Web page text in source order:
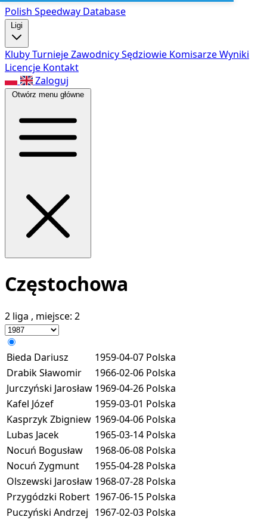
Polish Speedway Database
Ligi
KlubyTurniejeZawodnicySędziowie KomisarzeWyniki
Licencje Kontakt
Zaloguj
Otwórz menu główne
Częstochowa
2 liga , miejsce: 2
Bieda Dariusz 1959-04-07 Polska
Drabik Sławomir
1966-02-06 Polska
Jurczyński Jarosław 1969-04-26 Polska
Kafel Józef
1959-03-01 Polska
Kasprzyk Zbigniew 1969-04-06 Polska
Lubas Jacek
1965-03-14 Polska
Nocuń Bogusław
1968-06-08 Polska
Nocuń Zygmunt
1955-04-28 Polska
Olszewski Jarosław 1968-07-28 Polska
Przygódzki Robert 1967-06-15 Polska
Puczyński Andrzej 1967-02-03 Polska